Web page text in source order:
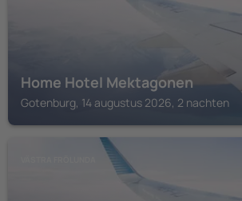
Home Hotel Mektagonen
Gotenburg, 14 augustus 2026, 2 nachten